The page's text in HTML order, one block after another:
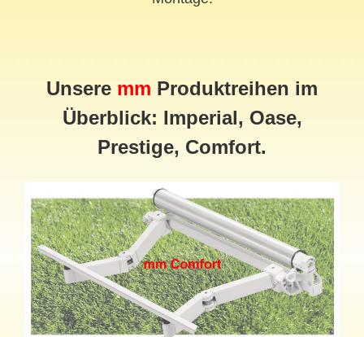
Unsere mm Produktreihen im
Überblick: Imperial, Oase,
Prestige, Comfort.